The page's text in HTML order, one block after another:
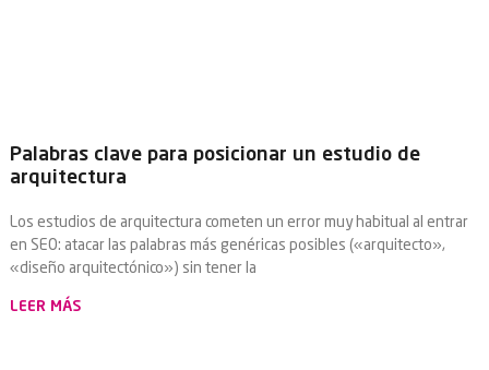
Palabras clave para posicionar un estudio de
arquitectura
Los estudios de arquitectura cometen un error muy habitual al entrar
en SEO: atacar las palabras más genéricas posibles («arquitecto»,
«diseño arquitectónico») sin tener la
LEER MÁS